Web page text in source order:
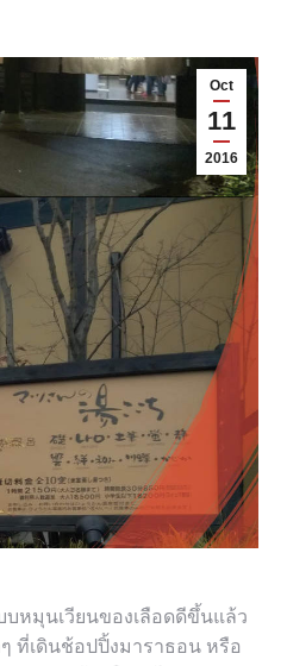
Oct
11
2016
หมุนเวียนของเลือดดีขึ้นแล้ว
ที่เดินช้อปปิ้งมาราธอน หรือ